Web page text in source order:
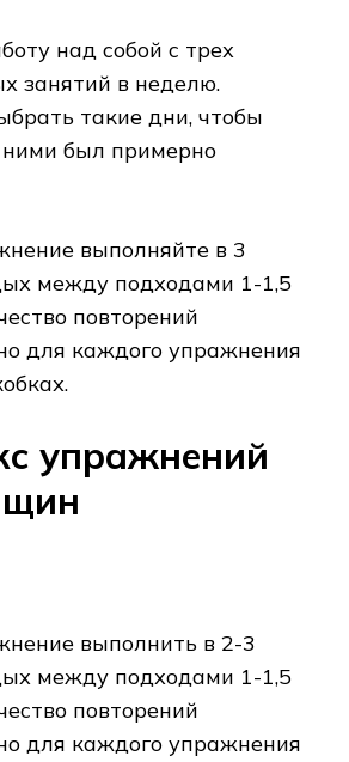
над собой с трех
занятий в неделю.
такие дни, чтобы
был примерно
выполняйте в 3
между подходами 1-1,5
повторений
для каждого упражнения
упражнений
выполнить в 2-3
между подходами 1-1,5
повторений
для каждого упражнения